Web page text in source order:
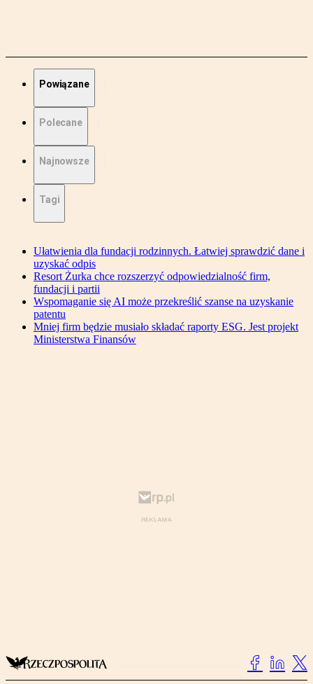
Powiązane
Polecane
Najnowsze
Tagi
Ułatwienia dla fundacji rodzinnych. Łatwiej sprawdzić dane i
uzyskać odpis
Resort Żurka chce rozszerzyć odpowiedzialność firm,
fundacji i partii
Wspomaganie się AI może przekreślić szanse na uzyskanie
patentu
Mniej firm będzie musiało składać raporty ESG. Jest projekt
Ministerstwa Finansów